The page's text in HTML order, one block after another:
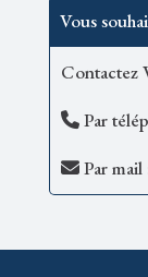
Vous
Contactez
Par
Par mail